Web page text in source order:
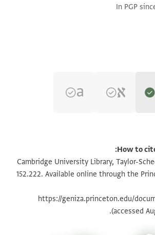
In PGP
تكبير و تدوير
How to
Cambridge University Library, Taylor-
152.222. Available online through the
https://geniza.princeton.edu/
(accessed